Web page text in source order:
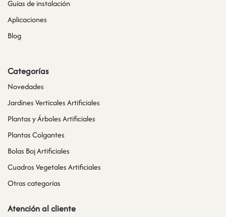
Guías de instalación
Aplicaciones
Blog
Categorías
Novedades
Jardines Verticales Artificiales
Plantas y Árboles Artificiales
Plantas Colgantes
Bolas Boj Artificiales
Cuadros Vegetales Artificiales
Otras categorías
Atención al cliente